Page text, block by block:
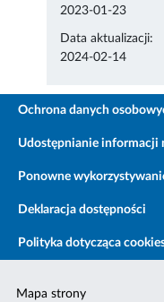
2023-01-23
Data aktualizacji:
2024-02-14
Ochrona danych
Udostępnianie informacji
Ponowne
Deklaracja dostępności
Polityka dotycząca
Mapa strony